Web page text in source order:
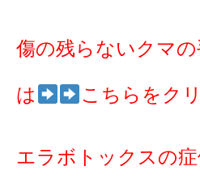
傷の残らないクマ
は こちらをク
エラボトックスの